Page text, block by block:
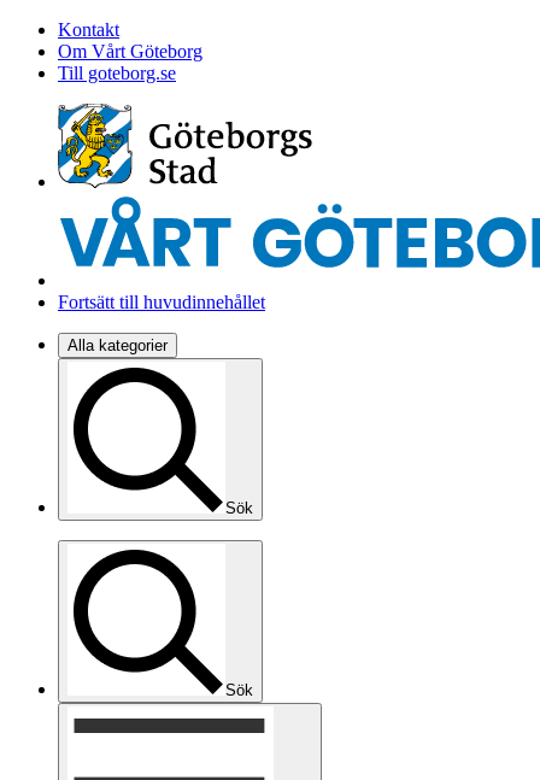
Kontakt
Om Vårt Göteborg
Till goteborg.se
Fortsätt till huvudinnehållet
Alla kategorier
Sök
Sök